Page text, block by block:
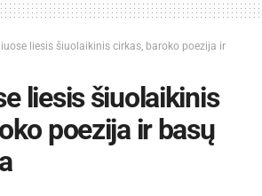
liesis šiuolaikinis cirkas, baroko poezija ir
liesis šiuolaikinis
poezija ir basų